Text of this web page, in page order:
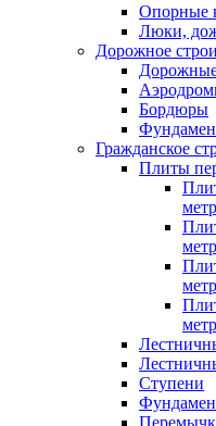
Опорные
Люки,
Дорожное
Бордюры
Гражданское
Плиты
метр
Ступени